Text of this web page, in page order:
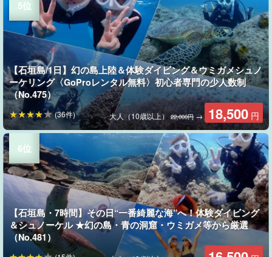
【石垣島/1日】幻の島上陸＆体験ダイビング＆ウミガメシュノ
ーケリング〈GoProレンタル無料〉初心者専門の少人数制
（No.475）
大人（10歳以上） 22,000円 → 18,500 円
(36件)
【石垣島・7時間】その日“一番綺麗な海”へ！体験ダイビング
＆シュノーケル ★幻の島・青の洞窟・ウミガメ等から厳選
（No.481）